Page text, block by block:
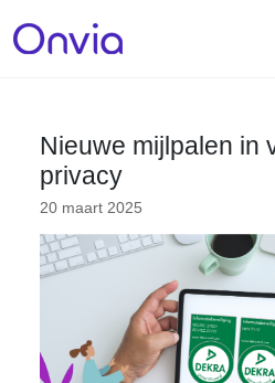
Nieuwe mijlpalen in
privacy
20 maart 2025